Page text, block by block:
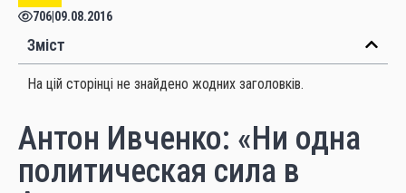
706 09.08.2016
Зміст
На цій сторінці не знайдено жодних заголовків.
Антон Ивченко: «Ни одна
политическая сила в